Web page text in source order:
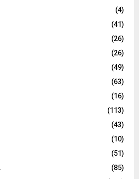
(4)
(41)
(26)
(26)
(49)
(63)
(16)
(113)
(43)
(10)
(51)
(85)